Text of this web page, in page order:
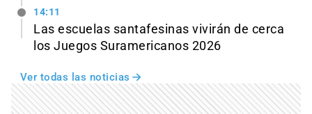
14:11
Las escuelas santafesinas vivirán de cerca
los Juegos Suramericanos 2026
Ver todas las noticias